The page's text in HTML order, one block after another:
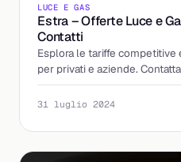
LUCE E GAS
Estra – Offerte Luce e
Contatti
Esplora le tariffe competitive
per privati e aziende.
maggiori dettagli.
31 luglio 2024